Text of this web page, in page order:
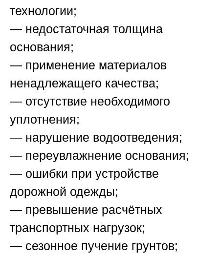
технологии;
— недостаточная толщина
основания;
— применение материалов
ненадлежащего качества;
— отсутствие необходимого
уплотнения;
— нарушение водоотведения;
— переувлажнение основания;
— ошибки при устройстве
дорожной одежды;
— превышение расчётных
транспортных нагрузок;
— сезонное пучение грунтов;